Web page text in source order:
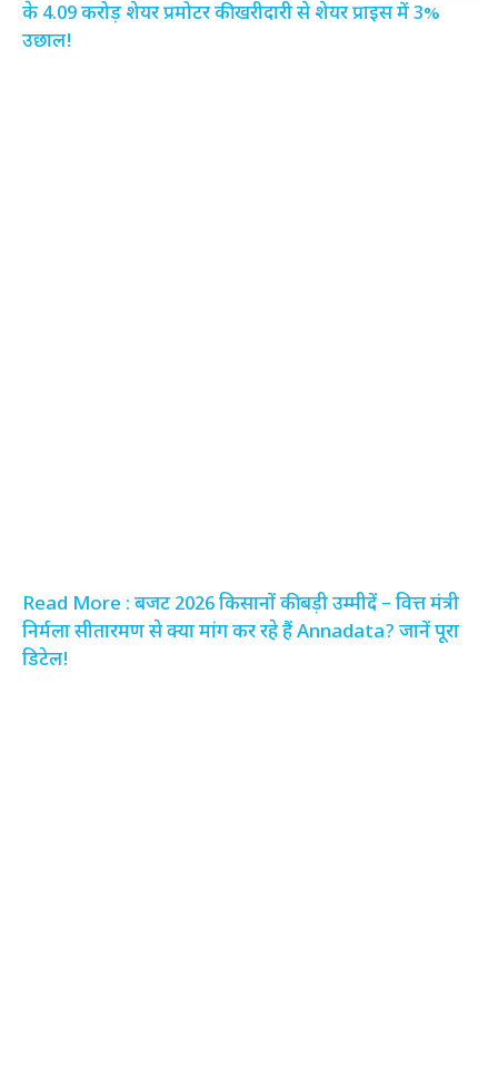
के 4.09 करोड़ शेयर प्रमोटर की खरीदारी से शेयर प्राइस में 3%
उछाल!
Read More : बजट 2026 किसानों की बड़ी उम्मीदें – वित्त मंत्री
निर्मला सीतारमण से क्या मांग कर रहे हैं Annadata? जानें पूरा
डिटेल!